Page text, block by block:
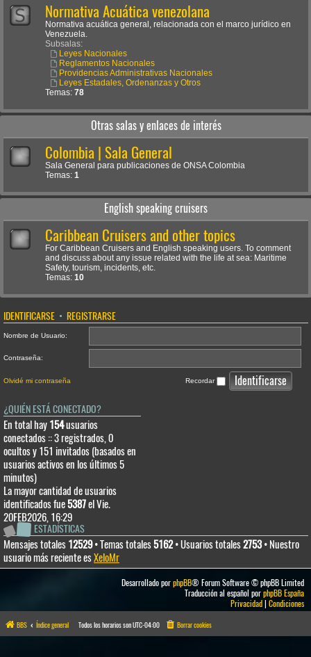
Normativa Acuática venezolana
Normativa acuática general, relacionada con el marco jurídico en
Venezuela.
Subsalas:
Leyes Nacionales
Reglamentos Nacionales
Providencias Administrativas Nacionales
Leyes Estadales, Ordenanzas y Otros
Temas: 78
Otras salas y enlaces de interés
Colombia | Sala General
Sala General para publicaciones de ONSA Colombia
Temas: 1
English speaking cruisers
Caribbean Cruisers and other topics
For Caribbean Cruisers and English speaking users. To comment
and discuss about any issue related with the life at sea: Maritime
Safety, tourism, incidents, etc.
Temas: 10
IDENTIFICARSE • REGISTRARSE
Nombre de Usuario:
Contraseña:
Olvidé mi contraseña Recordar
¿QUIÉN ESTÁ CONECTADO?
En total hay 154usuarios
conectados :: 3 registrados, 0
ocultos y 151 invitados (basados en
usuarios activos en los últimos 5
minutos)
La mayor cantidad de usuarios
identificados fue5387el Vie.
20FEB2026, 16:29
ESTADÍSTICAS
Mensajes totales 12529• Temas totales5162• Usuarios totales2753• Nuestro
usuario más reciente esXeloMr
Desarrollado porphpBB® Forum Software © phpBB Limited
Traducción al español porphpBB España
Privacidad| Condiciones
BBS Índice general Todos los horarios sonUTC-04:00 Borrar cookies